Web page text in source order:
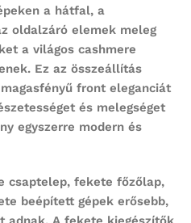
a hátfal, a
oldalzáró elemek meleg
a világos cashmere
Ez az összeállítás
front eleganciát
és melegséget
egyszerre modern és
csaptelep, fekete főzőlap,
beépített gépek erősebb,